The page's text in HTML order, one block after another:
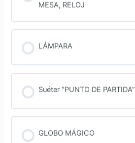
MESA, RELOJ
0% COMPLETADO 0/0 pasos
LÁMPARA
0% COMPLETADO 0/0 pasos
Suéter “PUNTO DE PARTIDA”
0% COMPLETADO 0/0 pasos
GLOBO MÁGICO